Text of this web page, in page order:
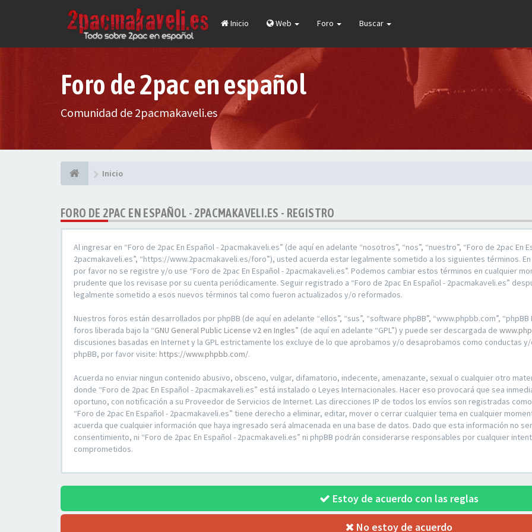
Inicio Web Foro Buscar
Foro de 2pac en español
Comunidad de 2pacmakaveli.es
Inicio
FORO DE 2PAC EN ESPAÑOL - 2PACMAKAVELI.ES - REGISTRO
Al ingresar en “Foro de 2pac En Español - 2pacmakaveli.es” (de aquí en adelante “nosotros”, “nos”, “nuestro”, “Foro de 2pac En
2pacmakaveli.es”, “https://www.2pacmakaveli.es/foro”), usted acuerda estar legalmente sometido a los siguientes términos.
por favor no se registre y/o use “Foro de 2pac En Español - 2pacmakaveli.es”. Podemos cambiar estos términos en cualquier
prudente que los revisase por su cuenta periódicamente. Seguir registrado a “Foro de 2pac En Español - 2pacmakaveli.es”
legalmente sometido a esos nuevos términos tal como fueron actualizados y/o reformados.
Nuestros foros están desarrollados por phpBB (de aquí en adelante “ellos”, “sus”, “software phpBB”, “www.phpbb.com”, “phpBB
foros liberada bajo la “GNU General Public License v2 en Ingles” (de aquí en adelante “GPL”) y puede ser descargada de
discusiones basadas en Internet y la GPL estrictamente los excluye de lo que aprobamos y/o desaprobamos como conductas
phpBB, por favor visite: https://www.phpbb.com/.
Acuerda no enviar ningun contenido abusivo, obsceno, vulgar, difamatorio, indecente, amenazante, sexual o cualquier otro
donde “Foro de 2pac En Español - 2pacmakaveli.es” está instalado o Leyes Internacionales. Hacer eso provocará que sea
oportuno, con notificación a su Proveedor de Servicios de Internet. Las direcciones IP de todos los envíos son registradas
“Foro de 2pac En Español - 2pacmakaveli.es” tiene derecho a eliminar, editar, mover o cerrar cualquier tema en cualquier
acuerda que cualquier información que haya ingresado será almacenada en una base de datos. Dado que esta información no
consentimiento, ni “Foro de 2pac En Español - 2pacmakaveli.es” ni phpBB podrán considerarse responsables por cualquier
comprometidos.
Estoy de acuerdo con las reglas
No estoy de acuerdo